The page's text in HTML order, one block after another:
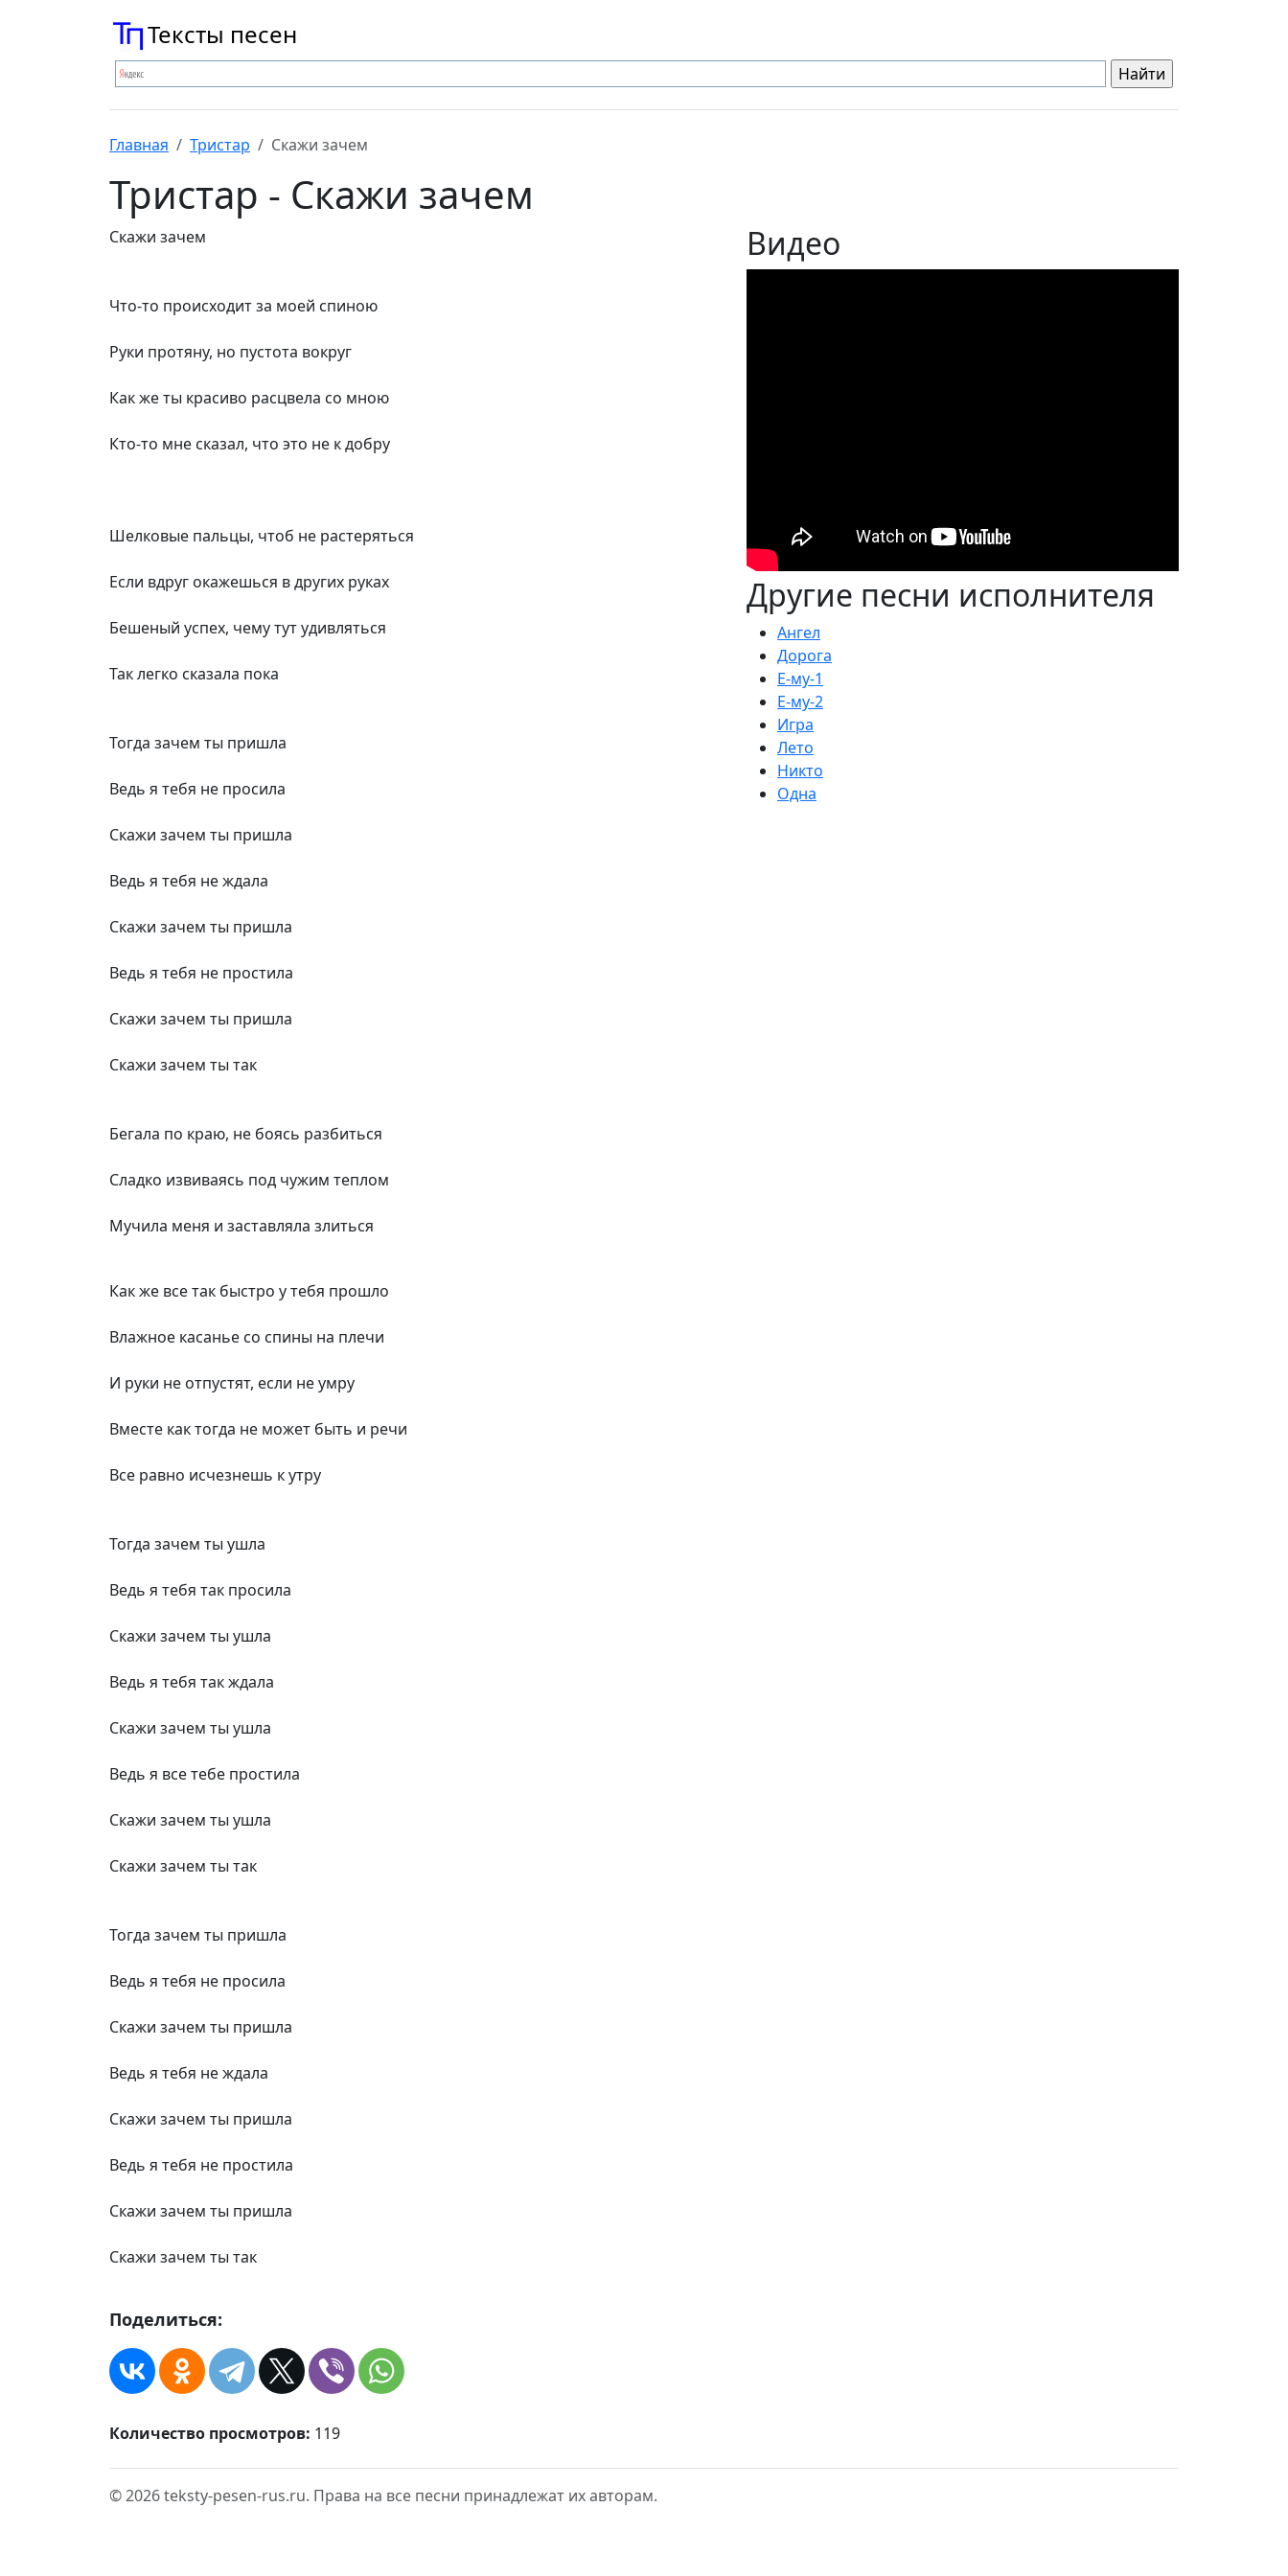
Тексты песен
Главная Тристар Скажи зачем
Тристар - Скажи зачем
Скажи зачем
Что-то происходит за моей спиною
Руки протяну, но пустота вокруг
Как же ты красиво расцвела со мною
Кто-то мне сказал, что это не к добру
Шелковые пальцы, чтоб не растеряться
Если вдруг окажешься в других руках
Бешеный успех, чему тут удивляться
Так легко сказала пока
Тогда зачем ты пришла
Ведь я тебя не просила
Скажи зачем ты пришла
Ведь я тебя не ждала
Скажи зачем ты пришла
Ведь я тебя не простила
Скажи зачем ты пришла
Скажи зачем ты так
Бегала по краю, не боясь разбиться
Сладко извиваясь под чужим теплом
Мучила меня и заставляла злиться
Как же все так быстро у тебя прошло
Влажное касанье со спины на плечи
И руки не отпустят, если не умру
Вместе как тогда не может быть и речи
Все равно исчезнешь к утру
Тогда зачем ты ушла
Ведь я тебя так просила
Скажи зачем ты ушла
Ведь я тебя так ждала
Скажи зачем ты ушла
Ведь я все тебе простила
Скажи зачем ты ушла
Скажи зачем ты так
Тогда зачем ты пришла
Ведь я тебя не просила
Скажи зачем ты пришла
Ведь я тебя не ждала
Скажи зачем ты пришла
Ведь я тебя не простила
Скажи зачем ты пришла
Скажи зачем ты так
Поделиться:
Количество просмотров: 119
Видео
Другие песни исполнителя
Ангел
Дорога
Е-му-1
Е-му-2
Игра
Лето
Никто
Одна
© 2026 teksty-pesen-rus.ru. Права на все песни принадлежат их авторам.